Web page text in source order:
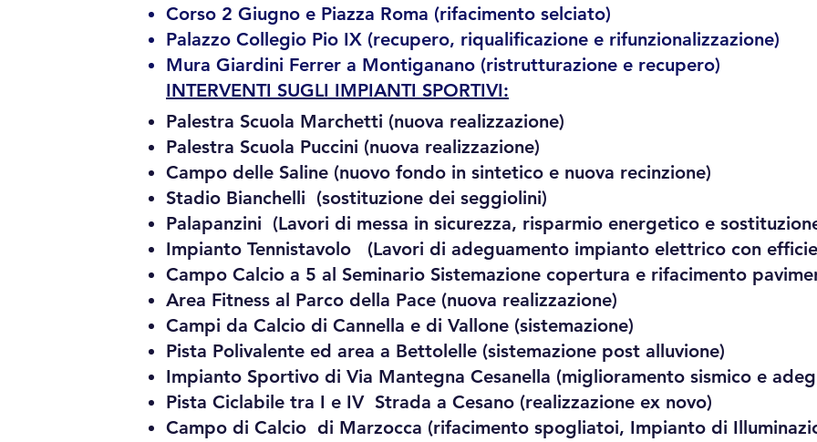
Corso 2 Giugno e Piazza Roma (rifacimento selciato)
Palazzo Collegio Pio IX (recupero, riqualificazione e rifunzionalizzazione)
Mura Giardini Ferrer a Montiganano (ristrutturazione e recupero)
INTERVENTI SUGLI IMPIANTI SPORTIVI:
Palestra Scuola Marchetti (nuova realizzazione)
Palestra Scuola Puccini (nuova realizzazione)
Campo delle Saline (nuovo fondo in sintetico e nuova recinzione)
Stadio Bianchelli (sostituzione dei seggiolini)
Palapanzini (Lavori di messa in sicurezza, risparmio energetico e
Impianto Tennistavolo (Lavori di adeguamento impianto elettrico con
Campo Calcio a 5 al Seminario Sistemazione copertura e rifacimento
Area Fitness al Parco della Pace (nuova realizzazione)
Campi da Calcio di Cannella e di Vallone (sistemazione)
Pista Polivalente ed area a Bettolelle (sistemazione post alluvione)
Impianto Sportivo di Via Mantegna Cesanella (miglioramento sismico e
Pista Ciclabile tra I e IV Strada a Cesano (realizzazione ex novo)
Campo di Calcio di Marzocca (rifacimento spogliatoi, Impianto di